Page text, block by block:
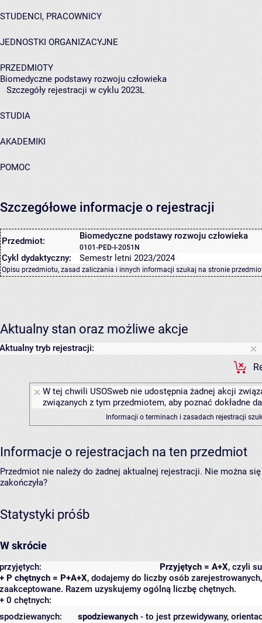
STUDENCI, PRACOWNICY
JEDNOSTKI ORGANIZACYJNE
PRZEDMIOTY
Biomedyczne podstawy rozwoju człowieka
Szczegóły rejestracji w cyklu 2023L
STUDIA
AKADEMIKI
POMOC
Szczegółowe informacje o rejestracji
Przedmiot: Biomedyczne podstawy rozwoju człowieka
0101-PED-I-2051N
Cykl dydaktyczny: Semestr letni 2023/2024
Opisu przedmiotu, zasad zaliczania i innych informacji szukaj na stronie
Aktualny stan oraz możliwe akcje
Aktualny tryb rejestracji:
W tej chwili USOSweb nie udostępnia żadnej akcji
związanych z tym przedmiotem, aby poznać dokładne
Informacji o terminach i zasadach rejestracji
Informacje o rejestracjach na ten przedmiot
Przedmiot nie należy do żadnej aktualnej rejestracji. Nie można
zakończyła?
Statystyki próśb
W skrócie
Przyjętych = A+X, czyli
przyjętych:
+ P chętnych = P+A+X, dodajemy do liczby osób
zaakceptowane. Razem uzyskujemy ogólną liczbę chętnych.
+ 0 chętnych:
spodziewanych - to jest przewidywany,
spodziewanych: